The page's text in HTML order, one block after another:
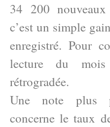
34 200
c’est un simple
enregistré. Pour
lecture du
rétrogradée.
Une note plus
concerne le taux